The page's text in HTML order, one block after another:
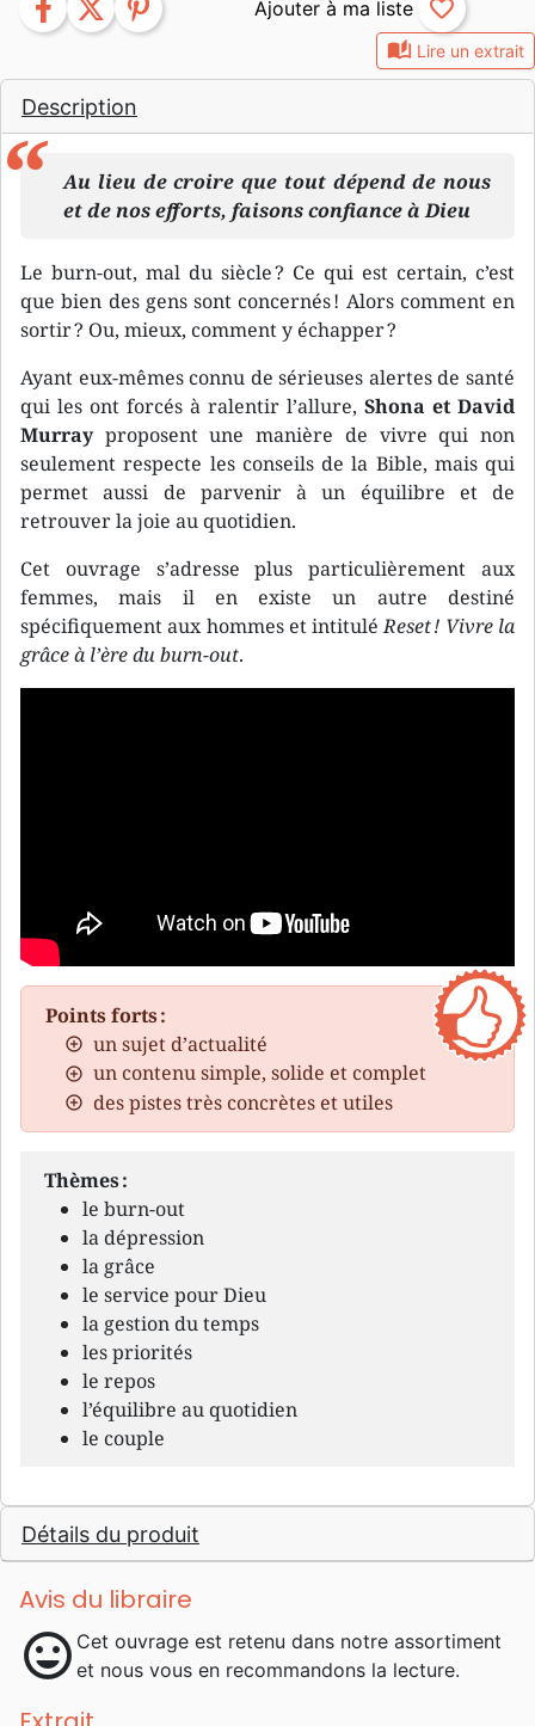
auto_stories Lire un extrait
Description
Au lieu de croire que tout dépend de nous
et de nos efforts, faisons confiance à Dieu
Le burn-out, mal du siècle ? Ce qui est certain, c’est
que bien des gens sont concernés ! Alors comment en
sortir ? Ou, mieux, comment y échapper ?
Ayant eux-mêmes connu de sérieuses alertes de santé
qui les ont forcés à ralentir l’allure, Shona et David
Murrayproposent une manière de vivre qui non
seulement respecte les conseils de la Bible, mais qui
permet aussi de parvenir à un équilibre et de
retrouver la joie au quotidien.
Cet ouvrage s’adresse plus particulièrement aux
femmes, mais il en existe un autre destiné
spécifiquement aux hommes et intituléReset ! Vivre la
grâce à l’ère du burn-out.
Points forts :
un sujet d’actualité
un contenu simple, solide et complet
des pistes très concrètes et utiles
Thèmes :
le burn-out
la dépression
la grâce
le service pour Dieu
la gestion du temps
les priorités
le repos
l’équilibre au quotidien
le couple
Détails du produit
Avis du libraire
mood Cet ouvrage est retenu dans notre assortiment
et nous vous en recommandons la lecture.
facebook twitter pinterest favorite_border